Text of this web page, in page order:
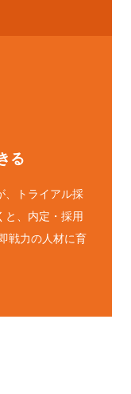
る
、トライアル採
と、内定・採用
戦力の人材に育